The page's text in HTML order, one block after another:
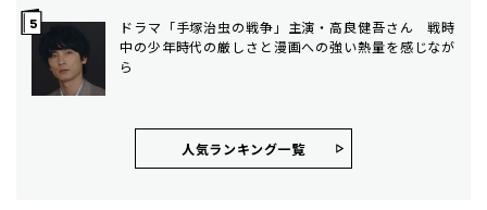
ドラマ「手塚治虫の戦争」主演・高良健吾さん 戦時
中の少年時代の厳しさと漫画への強い熱量を感じなが
ら
人気ランキング⼀覧